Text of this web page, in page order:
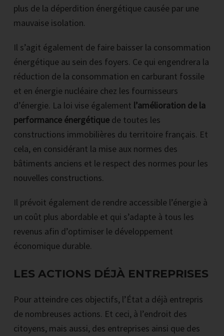
plus de la déperdition énergétique causée par une
mauvaise isolation.
Il s’agit également de faire baisser la consommation
énergétique au sein des foyers. Ce qui engendrera la
réduction de la consommation en carburant fossile
et en énergie nucléaire chez les fournisseurs
d’énergie. La loi vise également l’amélioration de la
performance énergétique de toutes les
constructions immobilières du territoire français. Et
cela, en considérant la mise aux normes des
bâtiments anciens et le respect des normes pour les
nouvelles constructions.
Il prévoit également de rendre accessible l’énergie à
un coût plus abordable et qui s’adapte à tous les
revenus afin d’optimiser le développement
économique durable.
LES ACTIONS DÉJÀ ENTREPRISES
Pour atteindre ces objectifs, l’État a déjà entrepris
de nombreuses actions. Et ceci, à l’endroit des
citoyens, mais aussi, des entreprises ainsi que des